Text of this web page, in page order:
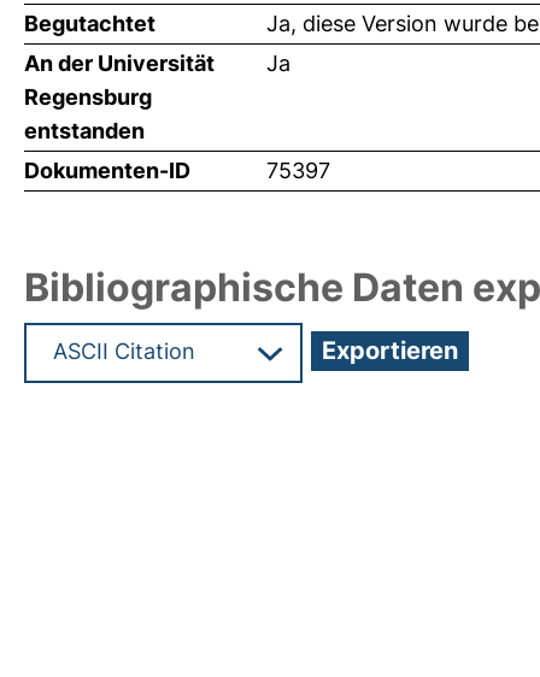
Begutachtet
Ja, diese Version wurde
An der Universität
Regensburg
entstanden
Ja
Dokumenten-ID 75397
Bibliographische Daten